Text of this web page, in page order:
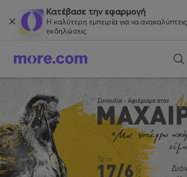
Κατέβασε την εφαρμογή
Η καλύτερη εμπειρία για να ανακαλύπτεις
εκδηλώσεις.